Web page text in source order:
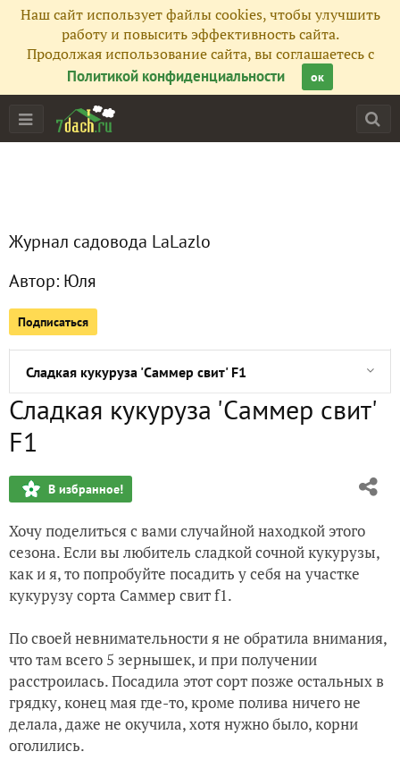
Наш сайт использует файлы cookies, чтобы улучшить
работу и повысить эффективность сайта.
Продолжая использование сайта, вы соглашаетесь с
Политикой конфиденциальности
ок
Журнал садовода LaLazlo
Автор: Юля
Подписаться
Все публикации
Сейчас обсуждают
Сладкая кукуруза 'Саммер свит' F1
Грибы пошли
В ожидании лета. Живописное местечко
Розы из коробки эконом
Когда руки чешутся...
Мои розы (малая часть)
Сладкая кукуруза 'Саммер свит'
F1
В избранное!
Хочу поделиться с вами случайной находкой этого
сезона. Если вы любитель сладкой сочной кукурузы,
как и я, то попробуйте посадить у себя на участке
кукурузу сорта Саммер свит f1.
По своей невнимательности я не обратила внимания,
что там всего 5 зернышек, и при получении
расстроилась. Посадила этот сорт позже остальных в
грядку, конец мая где-то, кроме полива ничего не
делала, даже не окучила, хотя нужно было, корни
оголились.